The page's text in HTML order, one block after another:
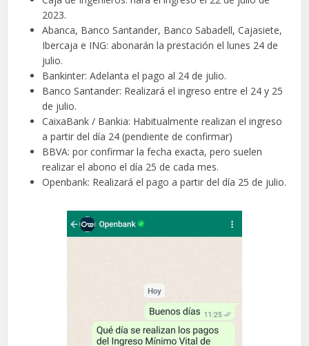
2023.
Abanca, Banco Santander, Banco Sabadell, Cajasiete,
Ibercaja e ING: abonarán la prestación el lunes 24 de
julio.
Bankinter: Adelanta el pago al 24 de julio.
Banco Santander: Realizará el ingreso entre el 24 y 25
de julio.
CaixaBank / Bankia: Habitualmente realizan el ingreso
a partir del día 24 (pendiente de confirmar)
BBVA: por confirmar la fecha exacta, pero suelen
realizar el abono el día 25 de cada mes.
Openbank: Realizará el pago a partir del día 25 de julio.